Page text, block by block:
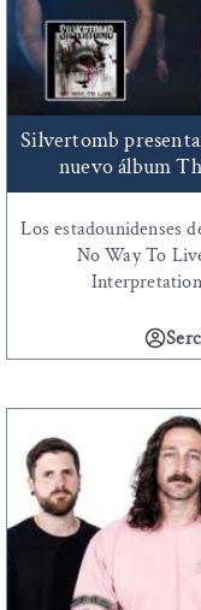
Silvertomb
nuevo álbum
Los estadounidenses
No Way To